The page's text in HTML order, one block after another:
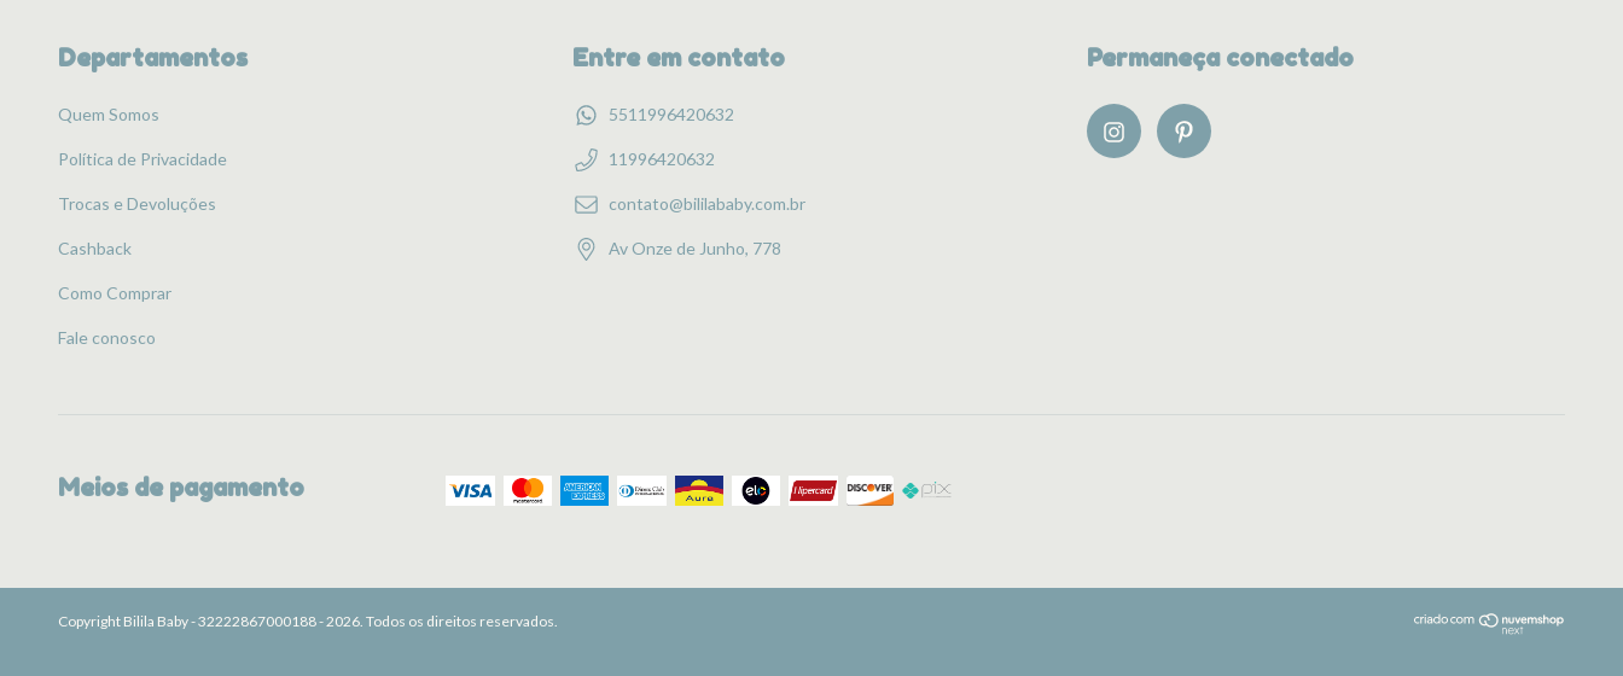
Departamentos
Quem Somos
Política de Privacidade
Trocas e Devoluções
Cashback
Como Comprar
Fale conosco
Entre em contato
5511996420632
11996420632
contato@bililababy.com.br
Av Onze de Junho, 778
Permaneça conectado
Meios de pagamento
Copyright Bilila Baby - 32222867000188 - 2026. Todos os direitos reservados.